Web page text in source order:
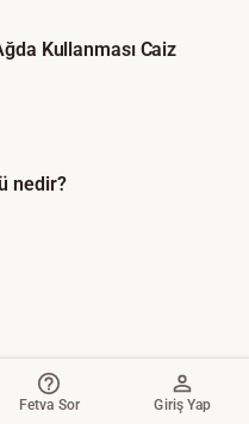
Kullanması Caiz
nedir?
Fetva Sor Giriş Yap